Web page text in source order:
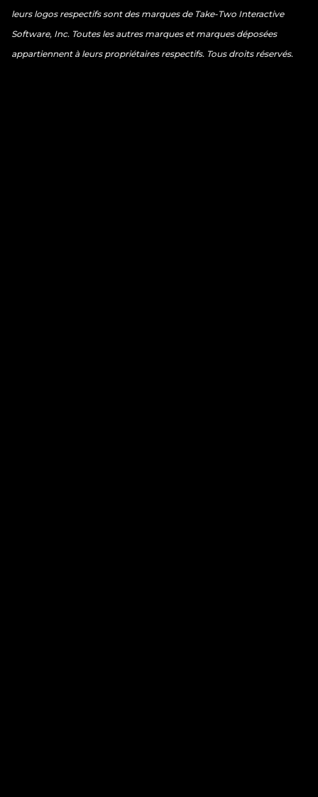
leurs logos respectifs sont des marques de Take-Two Interactive
Software, Inc. Toutes les autres marques et marques déposées
appartiennent à leurs propriétaires respectifs. Tous droits réservés.